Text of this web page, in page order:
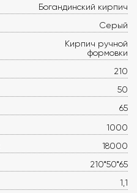
Богандинский кирпич
Серый
Кирпич ручной
формовки
210
50
65
1000
18000
210*50*65
1,1